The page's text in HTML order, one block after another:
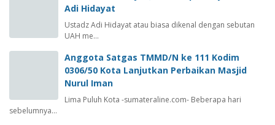
Adi Hidayat
Ustadz Adi Hidayat atau biasa dikenal dengan sebutan
UAH me…
Anggota Satgas TMMD/N ke 111 Kodim
0306/50 Kota Lanjutkan Perbaikan Masjid
Nurul Iman
Lima Puluh Kota -sumateraline.com- Beberapa hari
sebelumnya…